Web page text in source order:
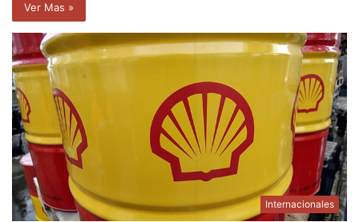
Ver Mas »
Internacionales